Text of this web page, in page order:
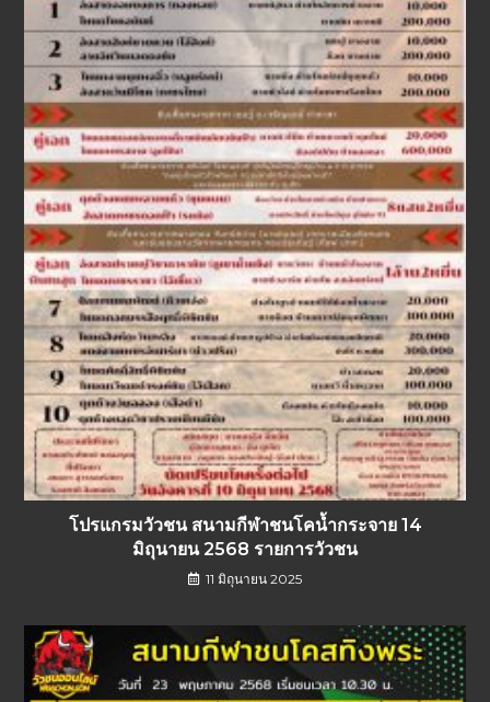
โปรแกรมวัวชน สนามกีฬาชนโคน้ำกระจาย 14
มิถุนายน 2568 รายการวัวชน
11 มิถุนายน 2025